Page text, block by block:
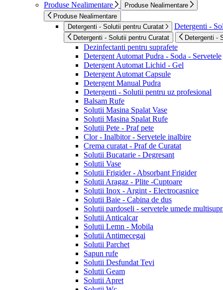
Produse Nealimentare
Produse Nealimentare
Produse Nealimentare
Detergenti - Solutii pentru Curatat
Detergenti -
Detergenti - Solutii pentru Curatat Detergenti -
Dezinfectanti pentru suprafete
Detergent Automat Pudra - Soda - Servetele
Detergent Automat Lichid - Gel
Detergent Automat Capsule
Detergent Manual Pudra
Detergenti - Solutii pentru uz profesional
Balsam Rufe
Solutii Masina Spalat Vase
Solutii Masina Spalat Rufe
Solutii Pete - Praf pete
Clor - Inalbitor - Servetele inalbire
Crema curatat - Praf de Curatat
Solutii Bucatarie - Degresant
Solutii Vase
Solutii Frigider - Absorbant Frigider
Solutii Aragaz - Plite -Cuptoare
Solutii Inox - Argint - Electrocasnice
Solutii Baie - Cabina de dus
Solutii pardoseli - servetele umede
Solutii Anticalcar
Solutii Lemn - Mobila
Solutii Antimecegai
Solutii Parchet
Sapun rufe
Solutii Desfundat Tevi
Solutii Geam
Solutii Apret